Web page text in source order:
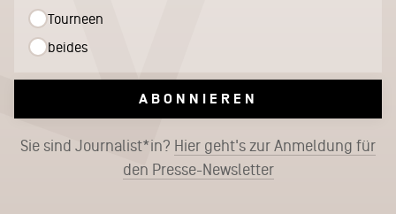
Tourneen
beides
ABONNIEREN
Sie sind Journalist*in? Hier geht's zur Anmeldung für
den Presse-Newsletter